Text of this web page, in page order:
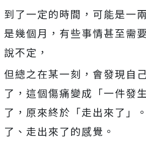
到了一定的時間，可能是一
是幾個月，有些事情甚至需
說不定，
但總之在某一刻，會發現自
了，這個傷痛變成「一件發
了，原來終於「走出來了」
了、走出來了的感覺。